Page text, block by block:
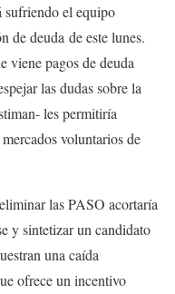
sufriendo el equipo
de deuda de este lunes.
viene pagos de deuda
las dudas sobre la
les permitiría
voluntarios de
las PASO acortaría
y sintetizar un candidato
una caída
ofrece un incentivo